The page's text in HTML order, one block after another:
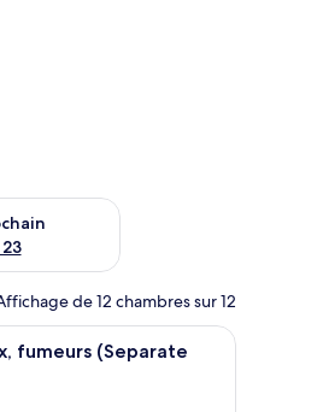
le week-end prochain août 21 -
de 12 chambres sur 12
une horloge et une porte.
Une chambre d’hôtel avec deux lits, un
fumeurs (Separate